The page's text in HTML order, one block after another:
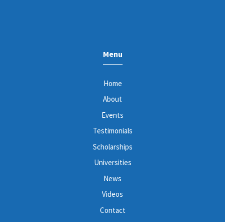
Menu
Home
About
Events
Testimonials
Scholarships
Universities
News
Videos
Contact